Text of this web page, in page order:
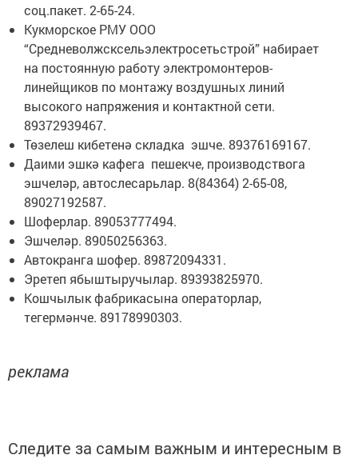
соц.пакет. 2-65-24.
Кукморское РМУ ООО
“Средневолжсксельэлектросетьстрой” набирает
на постоянную работу электромонтеров-
линейщиков по монтажу воздушных линий
высокого напряжения и контактной сети.
89372939467.
Төзелеш кибетенә складка эшче. 89376169167.
Даими эшкә кафега пешекче, производствога
эшчеләр, автослесарьлар. 8(84364) 2-65-08,
89027192587.
Шоферлар. 89053777494.
Эшчеләр. 89050256363.
Автокранга шофер. 89872094331.
Эретеп ябыштыручылар. 89393825970.
Кошчылык фабрикасына операторлар,
тегермәнче. 89178990303.
реклама
Следите за самым важным и интересным в